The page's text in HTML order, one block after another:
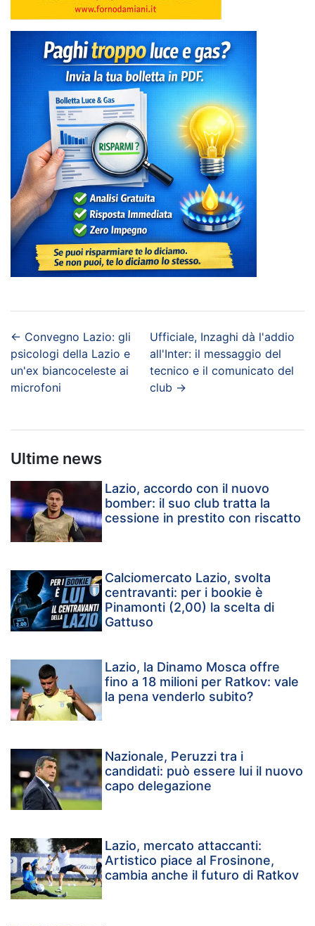
← Convegno Lazio: gli
psicologi della Lazio e
un'ex biancoceleste ai
microfoni
Ufficiale, Inzaghi dà l'addio
all'Inter: il messaggio del
tecnico e il comunicato del
club →
Ultime news
Lazio, accordo con il nuovo
bomber: il suo club tratta la
cessione in prestito con riscatto
Calciomercato Lazio, svolta
centravanti: per i bookie è
Pinamonti (2,00) la scelta di
Gattuso
Lazio, la Dinamo Mosca offre
fino a 18 milioni per Ratkov: vale
la pena venderlo subito?
Nazionale, Peruzzi tra i
candidati: può essere lui il nuovo
capo delegazione
Lazio, mercato attaccanti:
Artistico piace al Frosinone,
cambia anche il futuro di Ratkov